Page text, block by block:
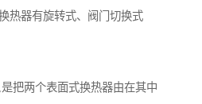
热器有旋转式、阀门切换式
把两个表面式换热器由在其中